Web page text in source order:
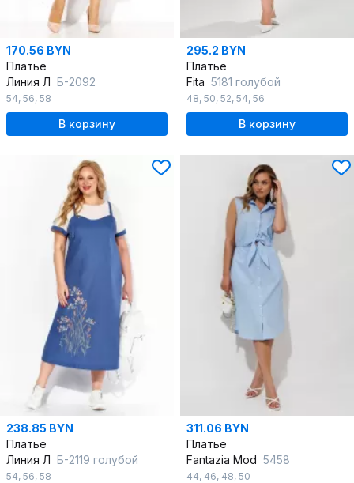
170.56 BYN
Платье
Линия Л Б-2092
54, 56, 58
В корзину
295.2 BYN
Платье
Fita 5181 голубой
48, 50, 52, 54, 56
В корзину
238.85 BYN
Платье
Линия Л Б-2119 голубой
54, 56, 58
311.06 BYN
Платье
Fantazia Mod 5458
44, 46, 48, 50